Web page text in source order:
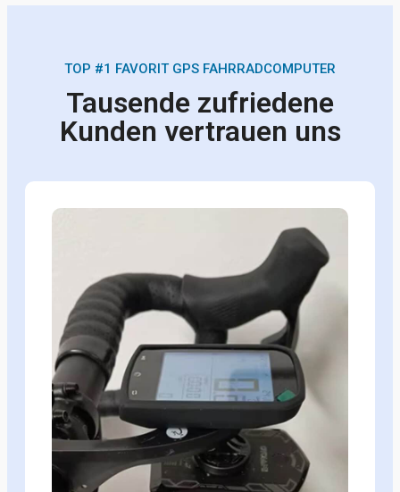
TOP #1 FAVORIT GPS FAHRRADCOMPUTER
Tausende zufriedene
Kunden vertrauen uns